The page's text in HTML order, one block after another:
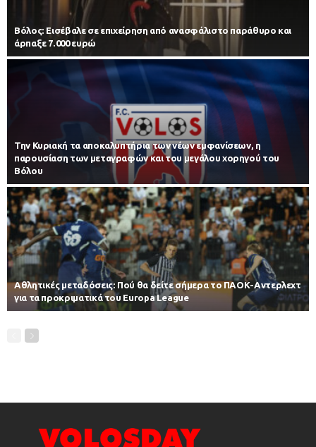
Βόλος: Εισέβαλε σε επιχείρηση από ανασφάλιστο παράθυρο και
άρπαξε 7.000 ευρώ
Την Κυριακή τα αποκαλυπτήρια των νέων εμφανίσεων, η
παρουσίαση των μεταγραφών και του μεγάλου χορηγού του
Βόλου
Αθλητικές μεταδόσεις: Πού θα δείτε σήμερα το ΠΑΟΚ-Αντερλεχτ
για τα προκριματικά του Europa League